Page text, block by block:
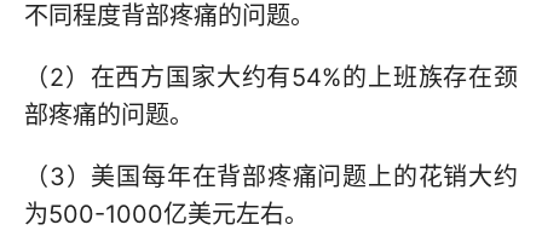
不同程度背部疼痛的问题。
（2）在西方国家大约有54%的上班族存在颈
部疼痛的问题。
（3）美国每年在背部疼痛问题上的花销大约
为500-1000亿美元左右。